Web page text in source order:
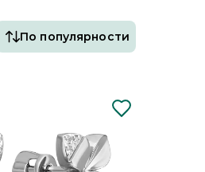
По популярности